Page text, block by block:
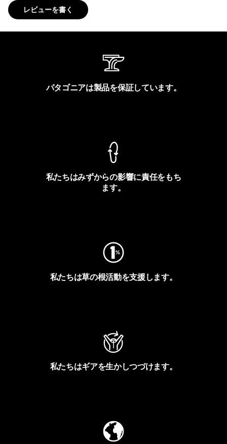
レビューを書く
パタゴニアは製品を保証しています。
私たちはみずからの影響に責任をもち
ます。
私たちは草の根活動を支援します。
私たちはギアを生かしつづけます。